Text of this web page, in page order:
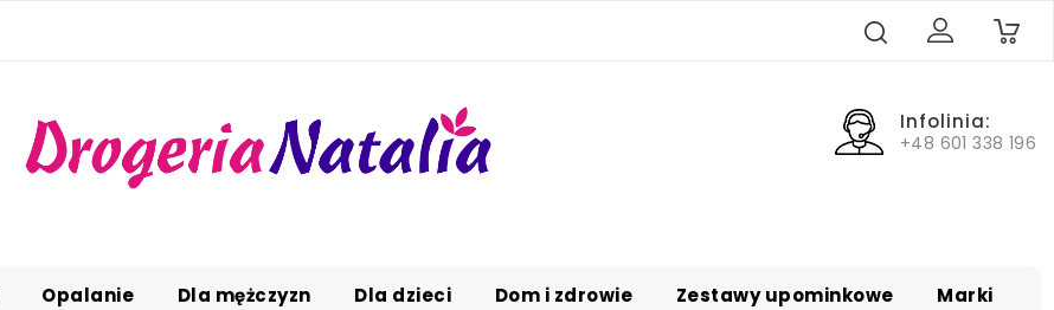
0
Infolinia:
+48 601 338 196
Opalanie Dla mężczyzn Dla dzieci Dom i zdrowie Zestawy upominkowe Marki